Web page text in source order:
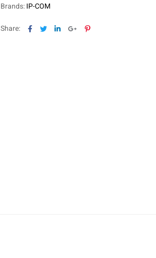
Brands:IP-COM
Share: Facebook
TwitterLinkedinGoogle+Pinterest